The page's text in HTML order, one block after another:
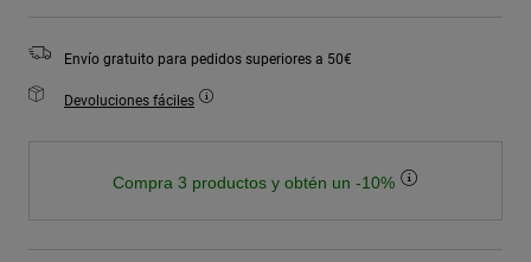
Envío gratuito para pedidos superiores a 50€
Devoluciones fáciles
Compra 3 productos y obtén un -10%